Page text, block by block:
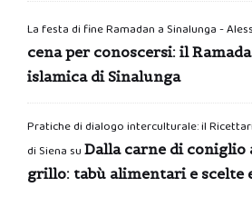
La festa di fine Ramadan a Sinalunga -
cena per conoscersi: il
islamica di Sinalunga
Pratiche di dialogo interculturale: il
di Siena su Dalla carne di coniglio
grillo: tabù alimentari e scelte